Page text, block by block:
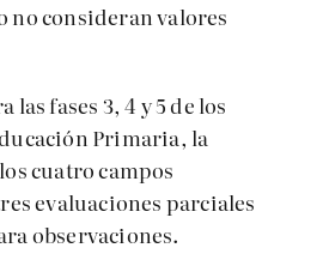
no consideran valores
las fases 3, 4 y 5 de los
Primaria, la
cuatro campos
evaluaciones parciales
observaciones.